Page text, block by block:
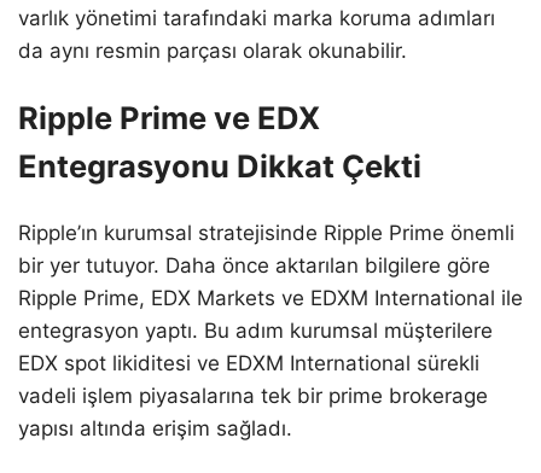
varlık yönetimi tarafındaki marka koruma adımları
da aynı resmin parçası olarak okunabilir.
Ripple Prime ve EDX
Entegrasyonu Dikkat Çekti
Ripple’ın kurumsal stratejisinde Ripple Prime önemli
bir yer tutuyor. Daha önce aktarılan bilgilere göre
Ripple Prime, EDX Markets ve EDXM International ile
entegrasyon yaptı. Bu adım kurumsal müşterilere
EDX spot likiditesi ve EDXM International sürekli
vadeli işlem piyasalarına tek bir prime brokerage
yapısı altında erişim sağladı.